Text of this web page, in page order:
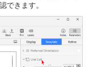
できます。